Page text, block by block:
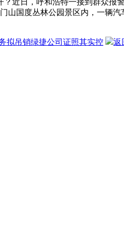
近日，呼和浩特一接到群众
山国度丛林公园景区内，一辆
拟吊销绿捷公司证照其实控 返